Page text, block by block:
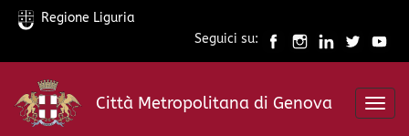
Salta
contenuto
principale
Regione Liguria
Seguici su:
Città Metropolitana di Genova